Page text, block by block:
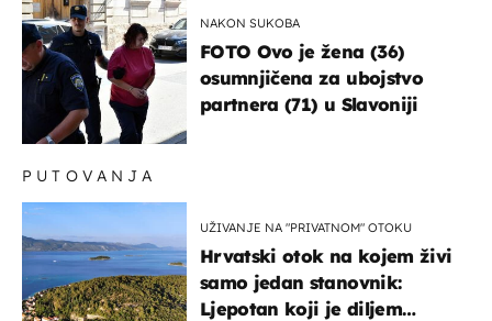
NAKON SUKOBA
FOTO Ovo je žena (36)
osumnjičena za ubojstvo
partnera (71) u Slavoniji
PUTOVANJA
UŽIVANJE NA "PRIVATNOM" OTOKU
Hrvatski otok na kojem živi
samo jedan stanovnik:
Ljepotan koji je diljem